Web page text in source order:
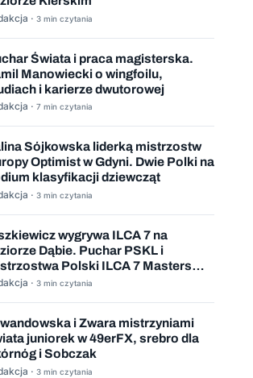
· 3 min czytania
Świata i praca magisterska.
Manowiecki o wingfoilu,
i karierze dwutorowej
· 7 min czytania
Sójkowska liderką mistrzostw
Optimist w Gdyni. Dwie Polki na
klasyfikacji dziewcząt
· 3 min czytania
wygrywa ILCA 7 na
Dąbie. Puchar PSKL i
Polski ILCA 7 Masters
· 3 min czytania
i Zwara mistrzyniami
juniorek w 49erFX, srebro dla
i Sobczak
· 3 min czytania